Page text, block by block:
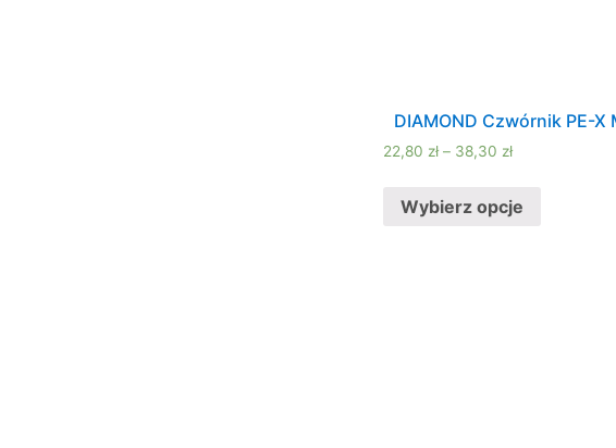
DIAMOND Czwórnik PE-X
22,80 zł – 38,30 zł
Wybierz opcje